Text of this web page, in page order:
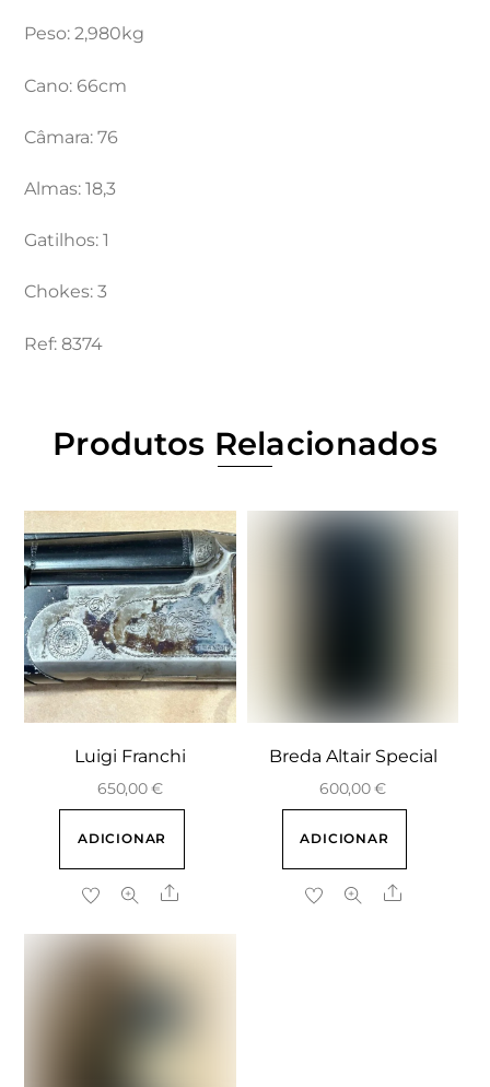
Peso: 2,980kg
Cano: 66cm
Câmara: 76
Almas: 18,3
Gatilhos: 1
Chokes: 3
Ref: 8374
Produtos Relacionados
Luigi Franchi
650,00€
ADICIONAR
Share
Breda Altair Special
600,00€
ADICIONAR
Share